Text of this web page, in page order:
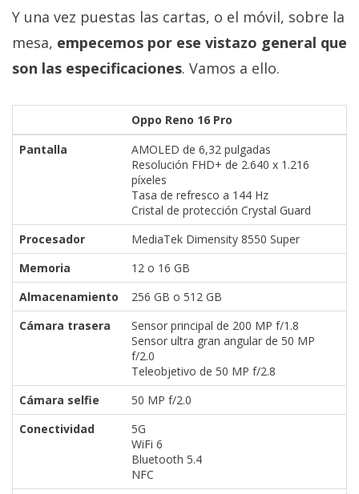
Y una vez puestas las cartas, o el móvil, sobre la
mesa, empecemos por ese vistazo general que
son las especificaciones. Vamos a ello.
Oppo Reno 16 Pro
Pantalla
AMOLED de 6,32 pulgadas
Resolución FHD+ de 2.640 x 1.216
píxeles
Tasa de refresco a 144 Hz
Cristal de protección Crystal Guard
Procesador
MediaTek Dimensity 8550 Super
Memoria
12 o 16 GB
Almacenamiento
256 GB o 512 GB
Cámara trasera
Sensor principal de 200 MP f/1.8
Sensor ultra gran angular de 50 MP
f/2.0
Teleobjetivo de 50 MP f/2.8
Cámara selfie
50 MP f/2.0
Conectividad
5G
WiFi 6
Bluetooth 5.4
NFC